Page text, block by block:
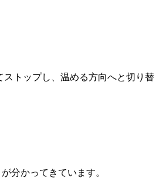
トップし、温める方向へと切り替
分かってきています。